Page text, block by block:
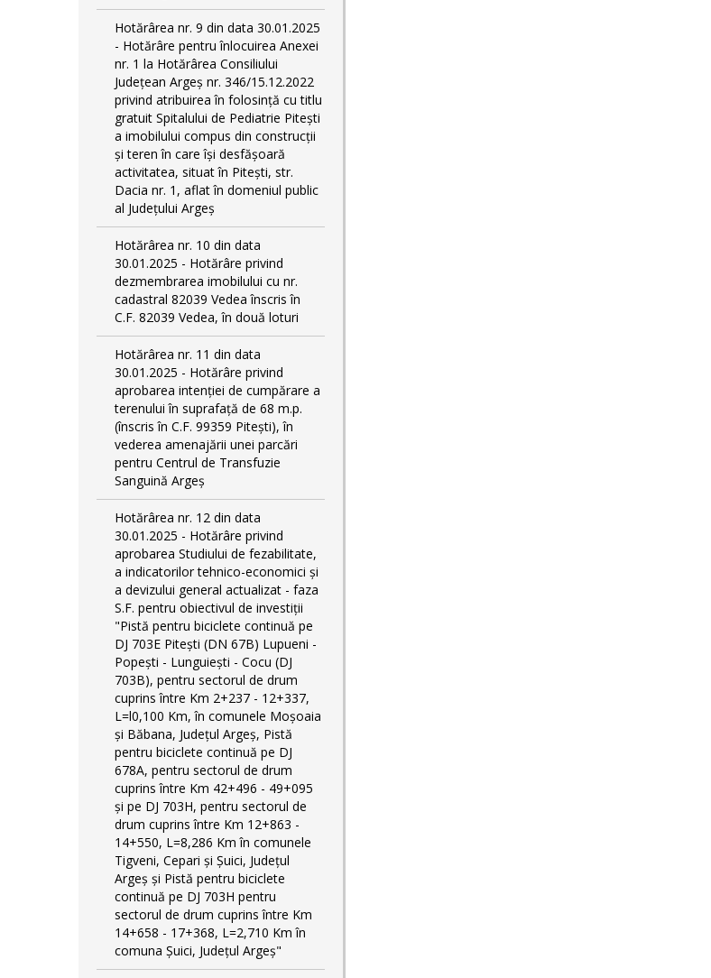
Hotărârea nr. 9 din data 30.01.2025
- Hotărâre pentru înlocuirea Anexei
nr. 1 la Hotărârea Consiliului
Județean Argeș nr. 346/15.12.2022
privind atribuirea în folosință cu titlu
gratuit Spitalului de Pediatrie Pitești
a imobilului compus din construcții
și teren în care își desfășoară
activitatea, situat în Pitești, str.
Dacia nr. 1, aflat în domeniul public
al Județului Argeș
Hotărârea nr. 10 din data
30.01.2025 - Hotărâre privind
dezmembrarea imobilului cu nr.
cadastral 82039 Vedea înscris în
C.F. 82039 Vedea, în două loturi
Hotărârea nr. 11 din data
30.01.2025 - Hotărâre privind
aprobarea intenției de cumpărare a
terenului în suprafață de 68 m.p.
(înscris în C.F. 99359 Pitești), în
vederea amenajării unei parcări
pentru Centrul de Transfuzie
Sanguină Argeș
Hotărârea nr. 12 din data
30.01.2025 - Hotărâre privind
aprobarea Studiului de fezabilitate,
a indicatorilor tehnico-economici și
a devizului general actualizat - faza
S.F. pentru obiectivul de investiţii
"Pistă pentru biciclete continuă pe
DJ 703E Piteşti (DN 67B) Lupueni -
Popeşti - Lunguieşti - Cocu (DJ
703B), pentru sectorul de drum
cuprins între Km 2+237 - 12+337,
L=l0,100 Km, în comunele Moşoaia
şi Băbana, Judeţul Argeş, Pistă
pentru biciclete continuă pe DJ
678A, pentru sectorul de drum
cuprins între Km 42+496 - 49+095
și pe DJ 703H, pentru sectorul de
drum cuprins între Km 12+863 -
14+550, L=8,286 Km în comunele
Tigveni, Cepari și Șuici, Judeţul
Argeş și Pistă pentru biciclete
continuă pe DJ 703H pentru
sectorul de drum cuprins între Km
14+658 - 17+368, L=2,710 Km în
comuna Șuici, Județul Argeş"